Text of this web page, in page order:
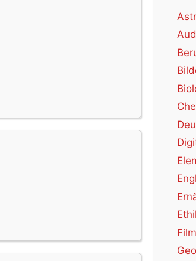
Film